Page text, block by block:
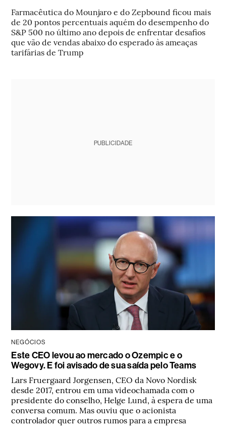
Farmacêutica do Mounjaro e do Zepbound ficou mais
de 20 pontos percentuais aquém do desempenho do
S&P 500 no último ano depois de enfrentar desafios
que vão de vendas abaixo do esperado às ameaças
tarifárias de Trump
PUBLICIDADE
NEGÓCIOS
Este CEO levou ao mercado o Ozempic e o
Wegovy. E foi avisado de sua saída pelo Teams
Lars Fruergaard Jorgensen, CEO da Novo Nordisk
desde 2017, entrou em uma videochamada com o
presidente do conselho, Helge Lund, à espera de uma
conversa comum. Mas ouviu que o acionista
controlador quer outros rumos para a empresa